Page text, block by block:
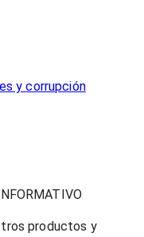
y corrupción
productos y